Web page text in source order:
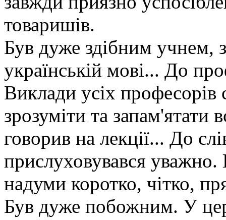
товаришів.
Був дуже здібним учнем,
українській мові... До
Виклади усіх
зрозуміти та
говорив на лекції... До
прислуховувався уважно.
надуми коротко, чітко,
Був дуже побожним. У